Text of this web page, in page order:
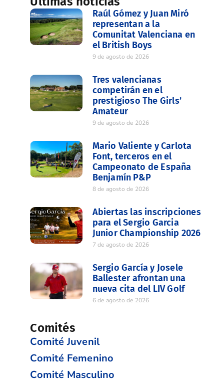
Raúl Gómez y Juan Miró
representan a la
Comunitat Valenciana en
el British Boys
9 de agosto de 2026
Tres valencianas
competirán en el
prestigioso The Girls’
Amateur
9 de agosto de 2026
Mario Valiente y Carlota
Font, terceros en el
Campeonato de España
Benjamín P&P
8 de agosto de 2026
Abiertas las inscripciones
para el Sergio Garcia
Junior Championship 2026
7 de agosto de 2026
Sergio García y Josele
Ballester afrontan una
nueva cita del LIV Golf
6 de agosto de 2026
Comités
Comité Juvenil
Comité Femenino
Comité Masculino